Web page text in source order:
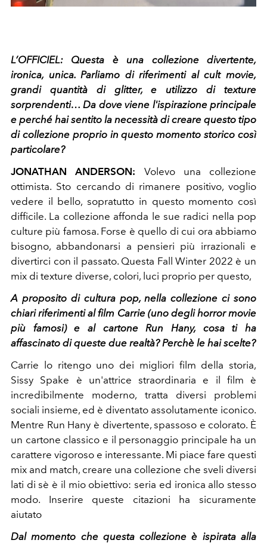
L’OFFICIEL: Questa è una collezione divertente,
ironica, unica. Parliamo di riferimenti al cult movie,
grandi quantità di glitter, e utilizzo di texture
sorprendenti… Da dove viene l'ispirazione principale
e perché hai sentito la necessità di creare questo tipo
di collezione proprio in questo momento storico così
particolare?
JONATHAN ANDERSON: Volevo una collezione
ottimista. Sto cercando di rimanere positivo, voglio
vedere il bello, sopratutto in questo momento così
difficile. La collezione affonda le sue radici nella pop
culture più famosa. Forse è quello di cui ora abbiamo
bisogno, abbandonarsi a pensieri più irrazionali e
divertirci con il passato. Questa Fall Winter 2022 è un
mix di texture diverse, colori, luci proprio per questo,
A proposito di cultura pop, nella collezione ci sono
chiari riferimenti al film Carrie (uno degli horror movie
più famosi) e al cartone Run Hany, cosa ti ha
affascinato di queste due realtà? Perchè le hai scelte?
Carrie lo ritengo uno dei migliori film della storia,
Sissy Spake è un'attrice straordinaria e il film è
incredibilmente moderno, tratta diversi problemi
sociali insieme, ed è diventato assolutamente iconico.
Mentre Run Hany è divertente, spassoso e colorato. È
un cartone classico e il personaggio principale ha un
carattere vigoroso e interessante. Mi piace fare questi
mix and match, creare una collezione che sveli diversi
lati di sè è il mio obiettivo: seria ed ironica allo stesso
modo. Inserire queste citazioni ha sicuramente
aiutato
Dal momento che questa collezione è ispirata alla